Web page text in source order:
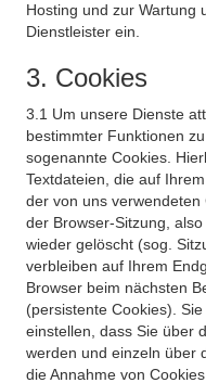
Hosting und zur Wartung
Dienstleister ein.
3. Cookies
3.1 Um unsere Dienste
bestimmter Funktionen
sogenannte Cookies.
Textdateien, die auf
der von uns
der Browser-Sitzung,
wieder gelöscht (sog.
verbleiben auf Ihrem
Browser beim nächsten
(persistente Cookies).
einstellen, dass Sie über
werden und einzeln über
die Annahme von